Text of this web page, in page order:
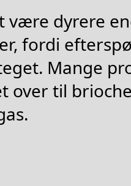
være dyrere
fordi
Mange
til